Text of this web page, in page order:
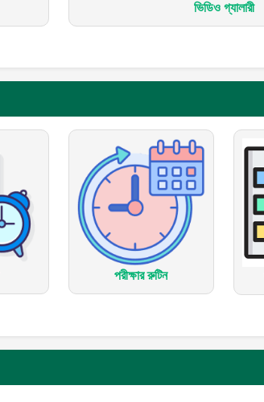
ভিডিও গ্যালারী
পরীক্ষার রুটিন